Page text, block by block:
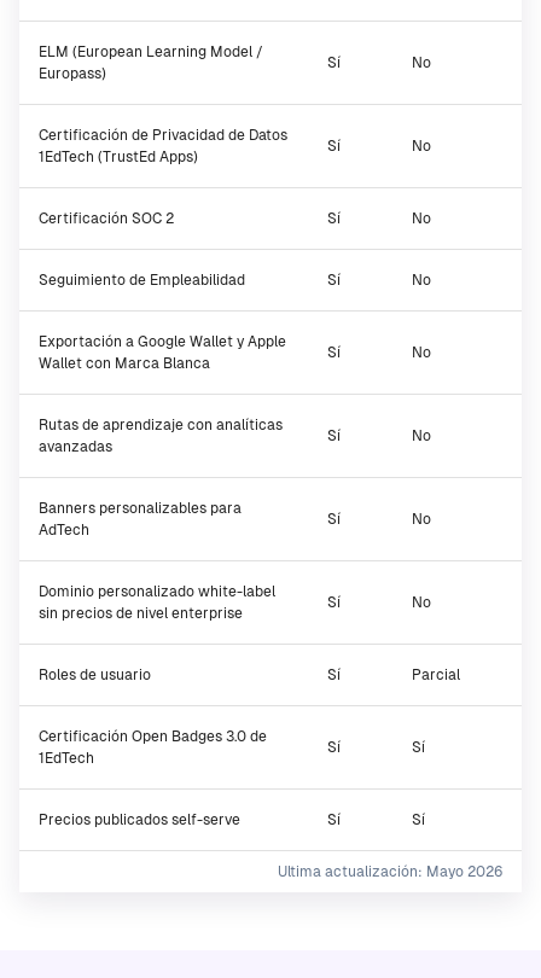
Ultima actualización: Mayo 2026
ELM (European Learning Model /
Europass)
Sí No
Certificación de Privacidad de Datos
1EdTech (TrustEd Apps)
Sí No
Certificación SOC 2 Sí No
Seguimiento de Empleabilidad Sí No
Exportación a Google Wallet y Apple
Wallet con Marca Blanca
Sí No
Rutas de aprendizaje con analíticas
avanzadas
Sí No
Banners personalizables para
AdTech
Sí No
Dominio personalizado white-label
sin precios de nivel enterprise
Sí No
Roles de usuario Sí Parcial
Certificación Open Badges 3.0 de
1EdTech
Sí Sí
Precios publicados self-serve Sí Sí